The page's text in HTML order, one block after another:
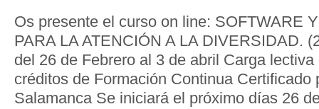
Os presente el curso on line: SOFTWARE
PARA LA ATENCIÓN A LA DIVERSIDAD.
del 26 de Febrero al 3 de abril Carga
créditos de Formación Continua Certificado
Salamanca Se iniciará el próximo días 26